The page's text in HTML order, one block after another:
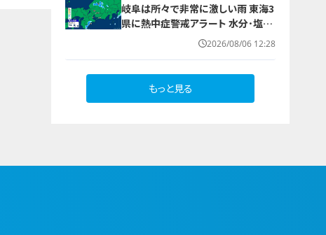
岐阜は所々で非常に激しい雨 東海3
県に熱中症警戒アラート 水分･塩分
補給など対策を 愛知･名古屋･岐阜･
三重の天気予報（8/6 昼）
2026/08/06 12:28
もっと見る